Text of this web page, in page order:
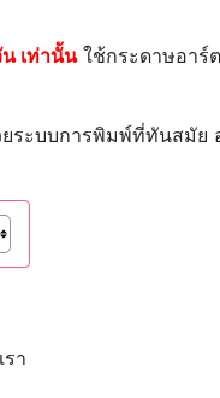
เท่านั้นใช้กระดาษอาร์
ระบบการพิมพ์ที่ทันสมัย
า